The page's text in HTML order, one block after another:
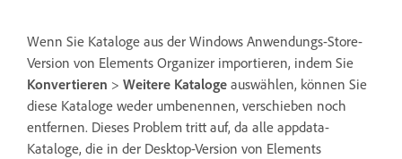
Wenn Sie Kataloge aus der Windows Anwendungs-Store-
Version von Elements Organizer importieren, indem Sie
Konvertieren > Weitere Kataloge auswählen, können Sie
diese Kataloge weder umbenennen, verschieben noch
entfernen. Dieses Problem tritt auf, da alle appdata-
Kataloge, die in der Desktop-Version von Elements